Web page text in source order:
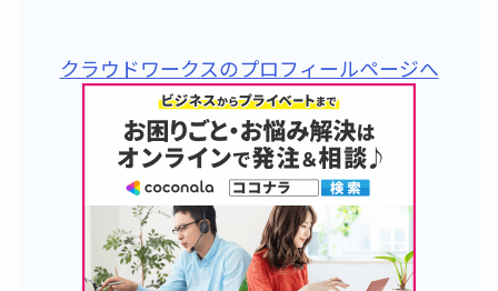
クラウドワークスのプロフィールページへ